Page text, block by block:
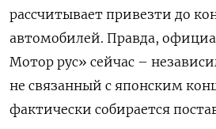
рассчитывает привезти до
автомобилей. Правда,
Мотор рус» сейчас –
не связанный с японским
фактически собирается